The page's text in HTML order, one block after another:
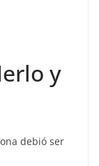
y
debió ser